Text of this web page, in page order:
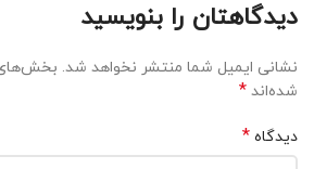
دیدگاهتان را بنویسید
نشانی ایمیل شما منتشر نخواهد شد. بخش‌های
شده‌اند *
دیدگاه *